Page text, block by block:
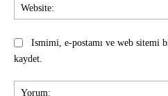
Ismimi, e-postamı ve web sitemi
kaydet.